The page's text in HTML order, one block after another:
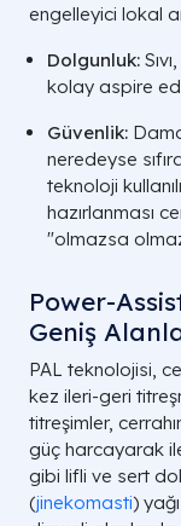
engelleyici lokal
Dolgunluk:
kolay aspire
Güvenlik:
neredeyse
teknoloji
hazırlanması
"olmazsa
Power-
Geniş
PAL teknolojisi,
kez ileri-geri
titreşimler,
güç harcayarak
gibi lifli ve sert
(jinekomasti)